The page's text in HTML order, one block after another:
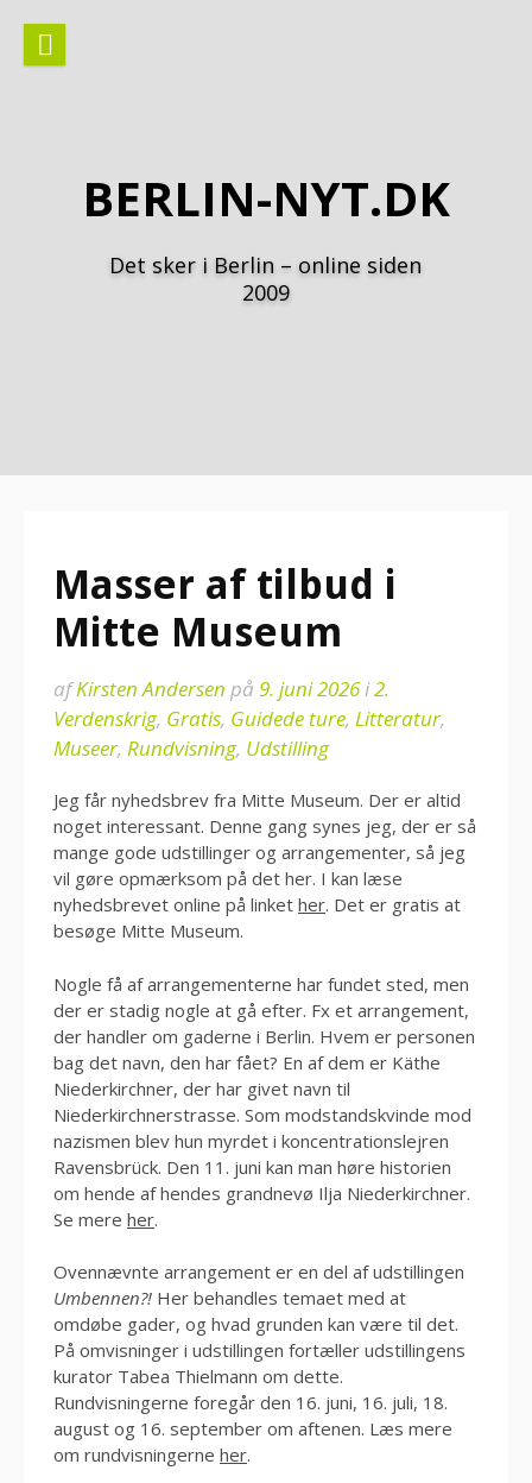
indhold
BERLIN-NYT.DK
Det sker i Berlin – online siden
2009
Masser af tilbud i
Mitte Museum
afKirsten Andersen på 9. juni 2026i2.
Verdenskrig, Gratis, Guidede ture, Litteratur,
Museer, Rundvisning, Udstilling
Jeg får nyhedsbrev fra Mitte Museum. Der er altid
noget interessant. Denne gang synes jeg, der er så
mange gode udstillinger og arrangementer, så jeg
vil gøre opmærksom på det her. I kan læse
nyhedsbrevet online på linket her. Det er gratis at
besøge Mitte Museum.
Nogle få af arrangementerne har fundet sted, men
der er stadig nogle at gå efter. Fx et arrangement,
der handler om gaderne i Berlin. Hvem er personen
bag det navn, den har fået? En af dem er Käthe
Niederkirchner, der har givet navn til
Niederkirchnerstrasse. Som modstandskvinde mod
nazismen blev hun myrdet i koncentrationslejren
Ravensbrück. Den 11. juni kan man høre historien
om hende af hendes grandnevø Ilja Niederkirchner.
Se mere her.
Ovennævnte arrangement er en del af udstillingen
Umbennen?! Her behandles temaet med at
omdøbe gader, og hvad grunden kan være til det.
På omvisninger i udstillingen fortæller udstillingens
kurator Tabea Thielmann om dette.
Rundvisningerne foregår den 16. juni, 16. juli, 18.
august og 16. september om aftenen. Læs mere
om rundvisningerne her.